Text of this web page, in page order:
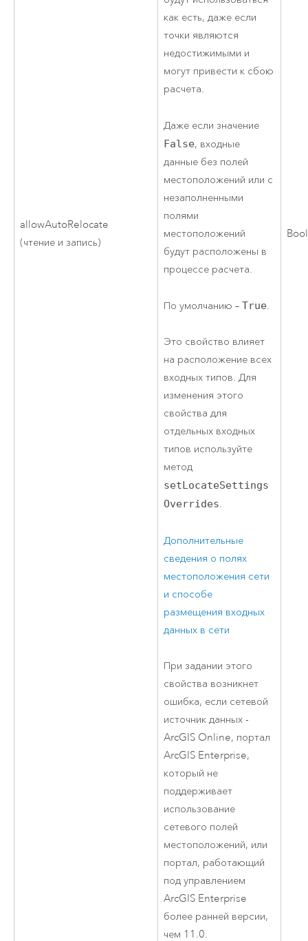
allowAutoRelocate
(чтение и запись)
как есть, даже если
точки являются
недостижимыми и
могут привести к сбою
расчета.
Даже если значение
False, входные
данные без полей
местоположений или с
незаполненными
полями
местоположений
будут расположены в
процессе расчета.
По умолчанию –True.
Это свойство влияет
на расположение всех
входных типов. Для
изменения этого
свойства для
отдельных входных
типов используйте
метод
setLocateSettings
Overrides.
Дополнительные
сведения о полях
местоположения сети
и способе
размещения входных
данных в сети
При задании этого
свойства возникнет
ошибка, если сетевой
источник данных -
ArcGIS Online, портал
ArcGIS Enterprise,
который не
поддерживает
использование
сетевого полей
местоположений, или
портал, работающий
под управлением
ArcGIS Enterprise
более ранней версии,
чем 11.0.